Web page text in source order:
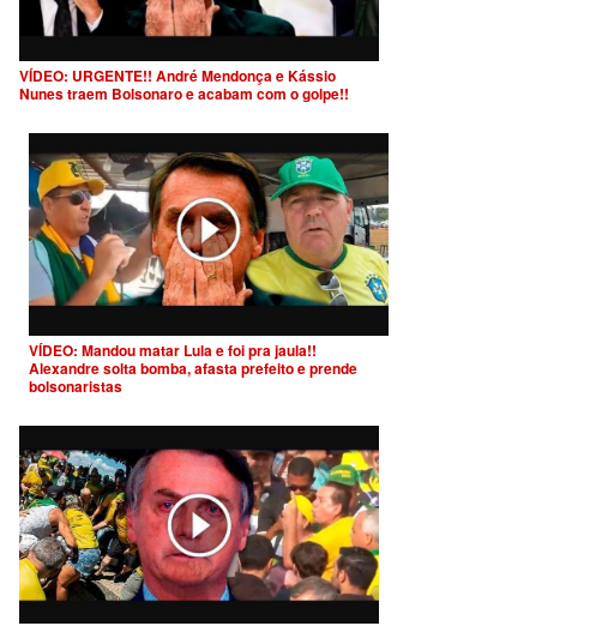
VÍDEO: URGENTE!! André Mendonça e Kássio
Nunes traem Bolsonaro e acabam com o golpe!!
VÍDEO: Mandou matar Lula e foi pra jaula!!
Alexandre solta bomba, afasta prefeito e prende
bolsonaristas